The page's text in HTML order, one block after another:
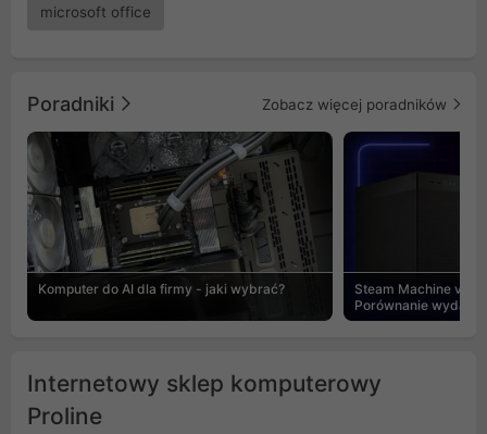
microsoft office
Poradniki Zobacz więcej poradników
Komputer do AI dla firmy - jaki wybrać?
Steam Machine vs
Porównanie
Internetowy sklep komputerowy
Proline